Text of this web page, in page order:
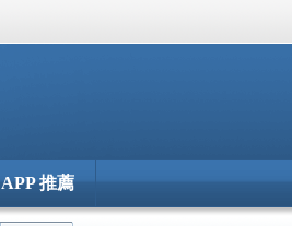
APP 推薦